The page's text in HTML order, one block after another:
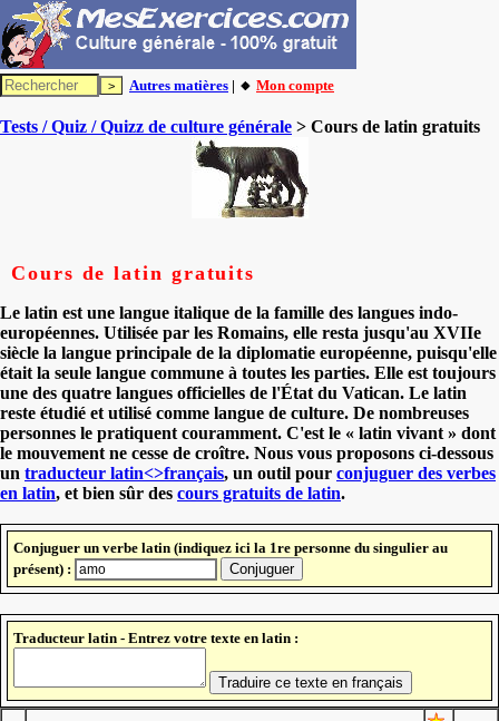
Autres matières | 🔸 Mon compte
Tests / Quiz / Quizz de culture générale > Cours de latin gratuits
Cours de latin gratuits
Le latin est une langue italique de la famille des langues indo-
européennes. Utilisée par les Romains, elle resta jusqu'au XVIIe
siècle la langue principale de la diplomatie européenne, puisqu'elle
était la seule langue commune à toutes les parties. Elle est toujours
une des quatre langues officielles de l'État du Vatican. Le latin
reste étudié et utilisé comme langue de culture. De nombreuses
personnes le pratiquent couramment. C'est le « latin vivant » dont
le mouvement ne cesse de croître. Nous vous proposons ci-dessous
un traducteur latin<>français, un outil pour conjuguer des verbes
en latin, et bien sûr des cours gratuits de latin.
Conjuguer un verbe latin (indiquez ici la 1re personne du singulier au
présent) :
Traducteur latin - Entrez votre texte en latin :